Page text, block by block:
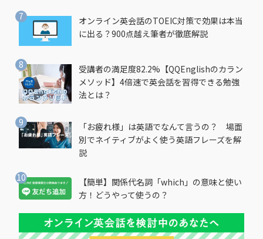
オンライン英会話のTOEIC対策で効果は本当
に出る？900点越え筆者が徹底解説
受講者の満足度82.2%【QQEnglishのカラン
メソッド】4倍速で英会話を習得できる勉強
法とは？
「お疲れ様」は英語でなんて言うの？ 場面
別でネイティブがよく使う英語フレーズを解
説
【簡単】関係代名詞「which」の意味と使い
方！どうやって使うの？